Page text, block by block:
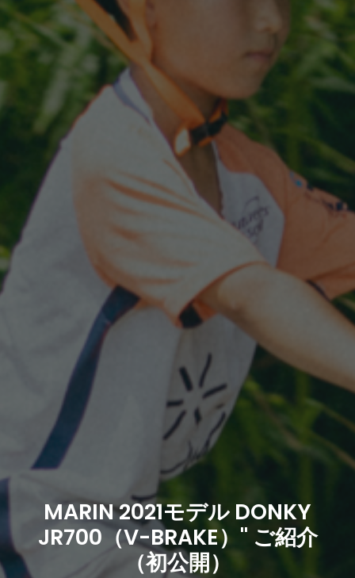
MARIN 2021モデル DONKY
JR700（V-BRAKE）" ご紹介
（初公開）